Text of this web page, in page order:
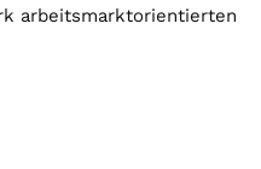
arbeitsmarktorientierten